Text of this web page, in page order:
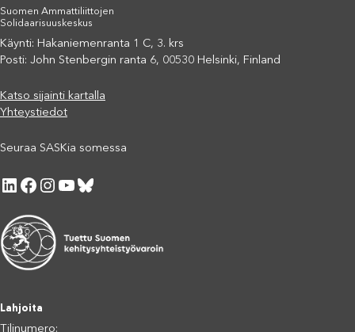
Suomen Ammattiliittojen
Solidaarisuuskeskus
Käynti: Hakaniemenranta 1 C, 3. krs
Posti: John Stenbergin ranta 6, 00530 Helsinki, Finland
Katso sijainti kartalla
Yhteystiedot
Seuraa SASKia somessa
LinkedIn Facebook Instagram YouTube Bluesky
Lahjoita
Tilinumero: